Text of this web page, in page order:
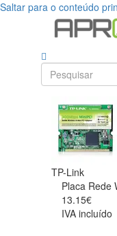
Saltar para o conteúdo
TP-Link
Placa Rede
13.15€
IVA incluído